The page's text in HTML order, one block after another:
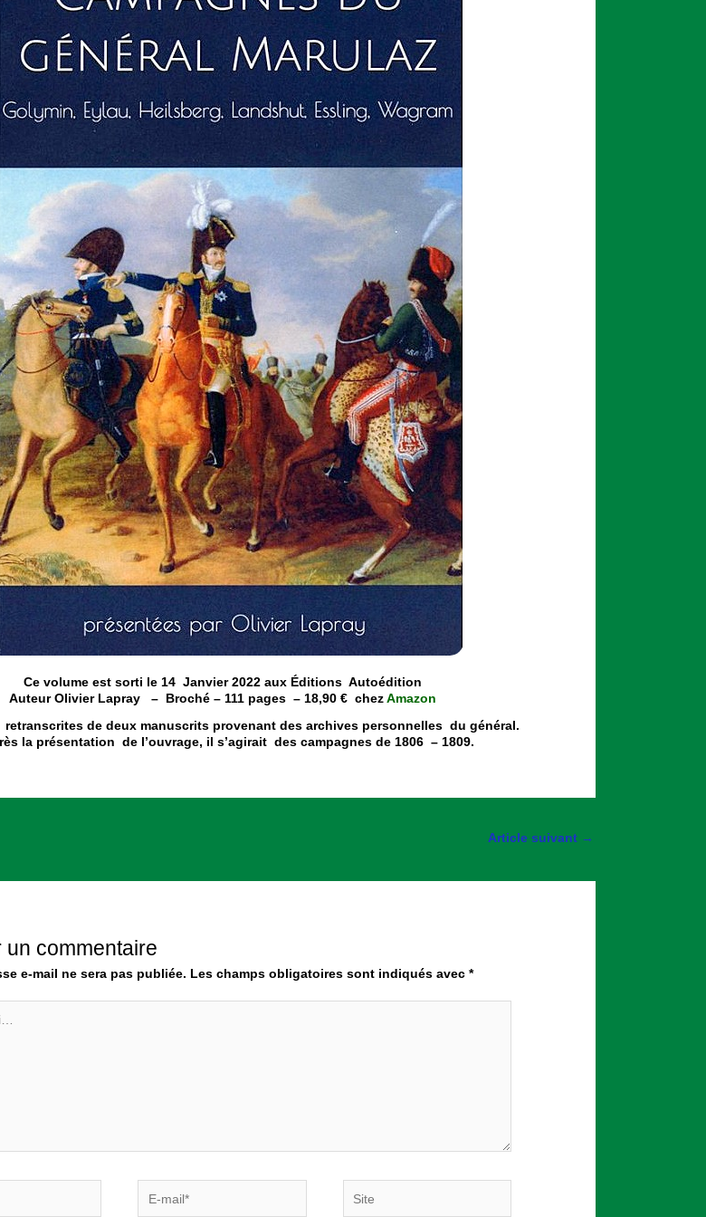
Ce volume est sorti le 14 Janvier 2022 aux Éditions Autoédition
Auteur Olivier Lapray – Broché – 111 pages – 18,90 € chezAmazon
retranscrites de deux manuscrits provenant des archives personnelles du général.
la présentation de l’ouvrage, il s’agirait des campagnes de 1806 – 1809.
Article suivant →
un commentaire
e-mail ne sera pas publiée. Les champs obligatoires sont indiqués avec*
mail*